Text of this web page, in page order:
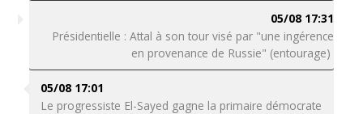
05/08 17:31
Présidentielle : Attal à son tour visé par "une ingérence
en provenance de Russie" (entourage)
05/08 17:01
Le progressiste El-Sayed gagne la primaire démocrate